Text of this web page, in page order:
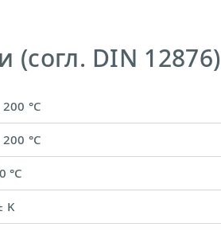
(согл. DIN 12876)
°C
°C
°C
K